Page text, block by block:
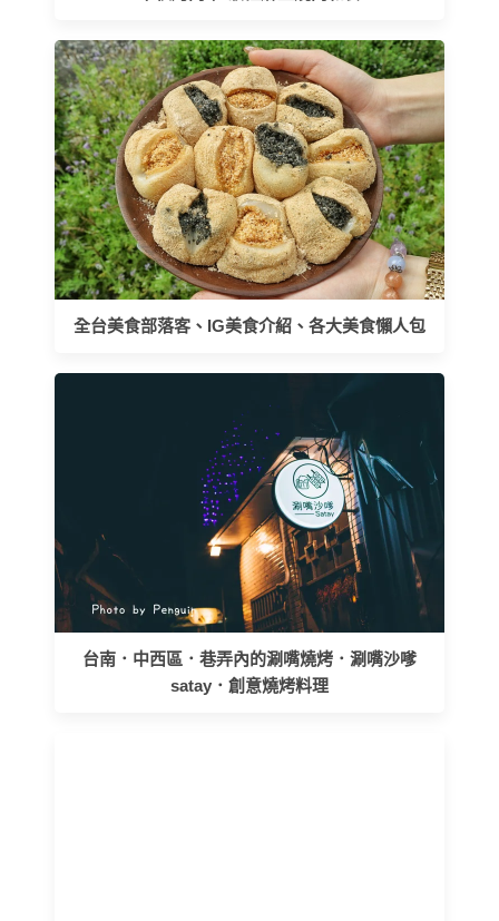
全台美食部落客、IG美食介紹、各大美食懶人包
台南．中西區．巷弄內的涮嘴燒烤．涮嘴沙嗲
satay．創意燒烤料理